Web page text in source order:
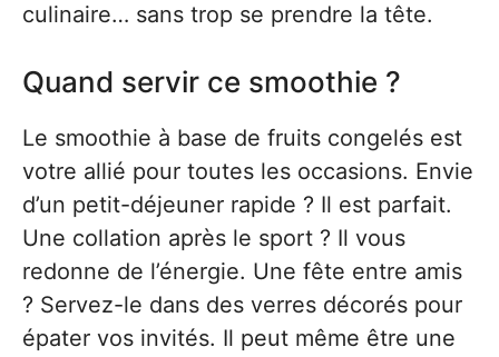
culinaire… sans trop se prendre la tête.
Quand servir ce smoothie ?
Le smoothie à base de fruits congelés est
votre allié pour toutes les occasions. Envie
d’un petit-déjeuner rapide ? Il est parfait.
Une collation après le sport ? Il vous
redonne de l’énergie. Une fête entre amis
? Servez-le dans des verres décorés pour
épater vos invités. Il peut même être une